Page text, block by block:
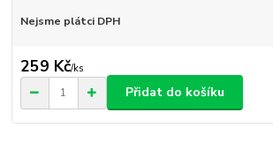
Nejsme plátci DPH
259 Kč/ks
Přidat do košíku